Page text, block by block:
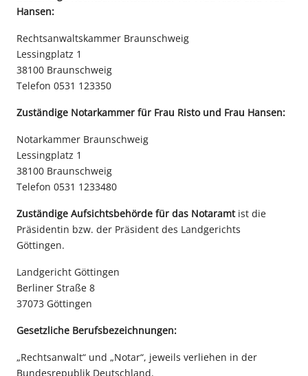
Hansen:
Rechtsanwaltskammer Braunschweig
Lessingplatz 1
38100 Braunschweig
Telefon0531 123350
Zuständige Notarkammerfür Frau Risto und Frau Hansen:
Notarkammer Braunschweig
Lessingplatz 1
38100 Braunschweig
Telefon 0531 1233480
Zuständige Aufsichtsbehörde für das Notaramtist die
Präsidentin bzw. der Präsident des Landgerichts
Göttingen.
Landgericht Göttingen
Berliner Straße 8
37073 Göttingen
Gesetzliche Berufsbezeichnungen:
„Rechtsanwalt“ und „Notar“, jeweils verliehen in der
Bundesrepublik Deutschland.